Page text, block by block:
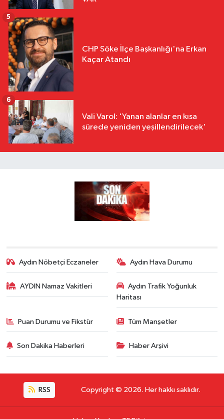
CHP Söke İlçe Başkanlığı'na Erkan
Kaçar Atandı
5
Vali Varol: 'Yanan alanlar en kısa
sürede yeniden yeşillendirilecek'
6
Aydın Nöbetçi Eczaneler Aydın Hava Durumu
AYDIN Namaz Vakitleri
Aydın Trafik Yoğunluk
Haritası
Puan Durumu ve Fikstür Tüm Manşetler
Son Dakika Haberleri Haber Arşivi
RSS Copyright © 2026. Her hakkı saklıdır.